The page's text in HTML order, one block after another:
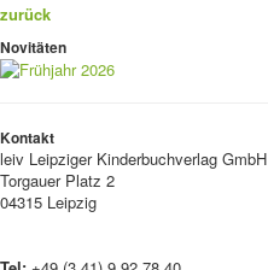
zurück
Novitäten
Kontakt
leiv Leipziger Kinderbuchverlag GmbH
Torgauer Platz 2
04315 Leipzig